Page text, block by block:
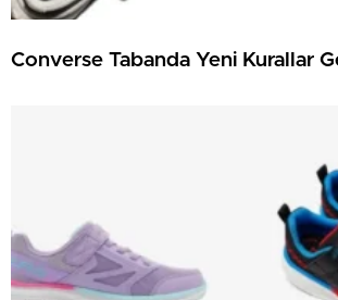
Converse Tabanda Yeni Kurallar